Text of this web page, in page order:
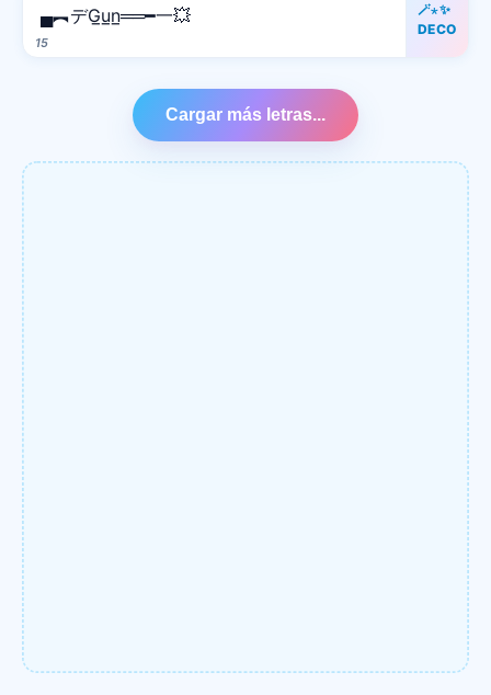
15
▄︻デG̲u̲n̲══━一💥
🪄⋆✨
DECO
Cargar más letras...